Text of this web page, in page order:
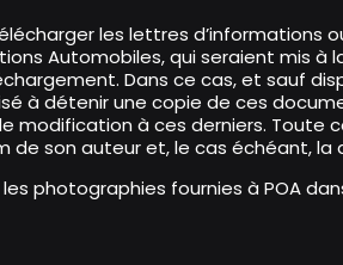
les lettres d’informations
Automobiles, qui seraient mis à
Dans ce cas, et sauf
à détenir une copie de ces
modification à ces derniers. Toute
son auteur et, le cas échéant,
photographies fournies à POA